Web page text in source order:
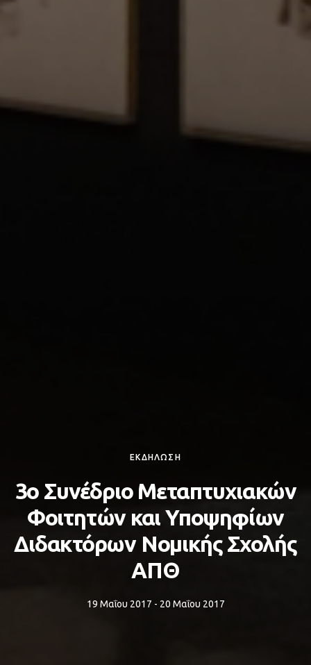
ΕΚΔΗΛΩΣΗ
3ο Συνέδριο Μεταπτυχιακών
Φοιτητών και Υποψηφίων
Διδακτόρων Νομικής Σχολής
ΑΠΘ
19 Μαΐου 2017 - 20 Μαΐου 2017